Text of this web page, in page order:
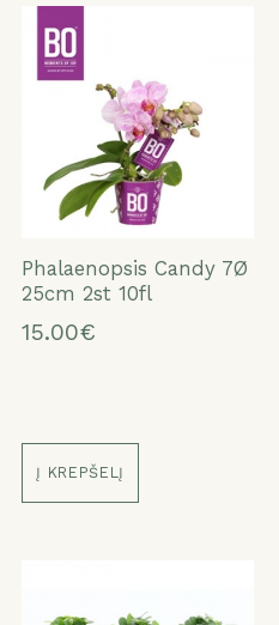
Phalaenopsis Candy 7Ø
25cm 2st 10fl
15.00€
Į KREPŠELĮ